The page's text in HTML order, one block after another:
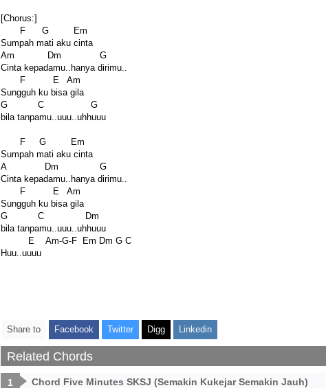
[Chorus:]
F G Em
Sumpah mati aku cinta
Am Dm G
Cinta kepadamu..hanya dirimu..
F E Am
Sungguh ku bisa gila
G C G
bila tanpamu..uuu..uhhuuu
F G Em
Sumpah mati aku cinta
A Dm G
Cinta kepadamu..hanya dirimu..
F E Am
Sungguh ku bisa gila
G C Dm
bila tanpamu..uuu..uhhuuu
E Am-G-F Em Dm G C
Huu..uuuu
Share to Facebook Twitter Digg Linkedin
Related Chords
Chord Five Minutes SKSJ (Semakin Kukejar Semakin Jauh)